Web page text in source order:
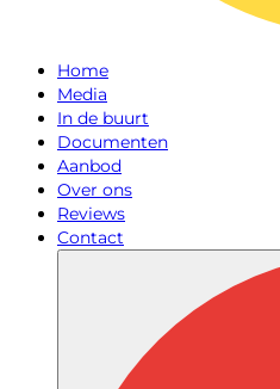
Home
Media
In de buurt
Documenten
Aanbod
Over ons
Reviews
Contact